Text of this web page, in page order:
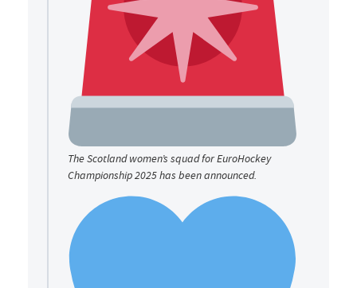
The Scotland women’s squad for EuroHockey
Championship 2025 has been announced.